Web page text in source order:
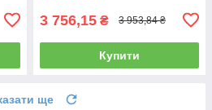
3 756,15 ₴ 3 953,84 ₴
Купити
ще